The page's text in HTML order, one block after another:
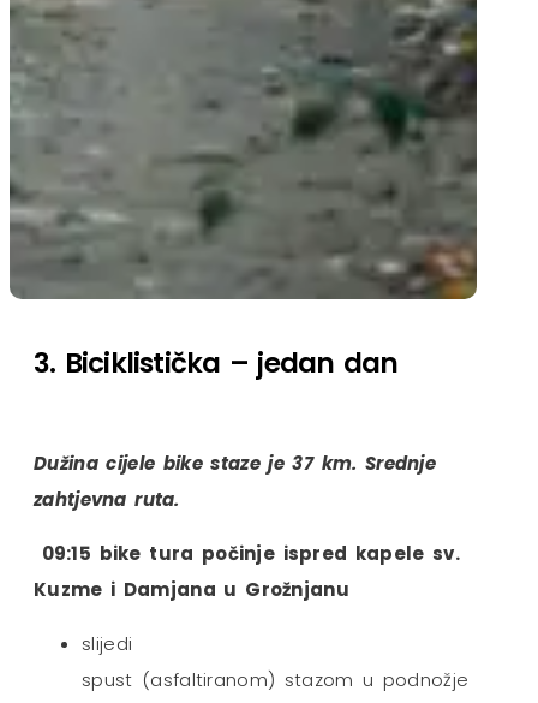
3. Biciklistička – jedan dan
Dužina cijele bike staze je 37 km. Srednje
zahtjevna ruta.
09:15 bike tura počinje ispred kapele sv.
Kuzme i Damjana u Grožnjanu
slijedi
spust (asfaltiranom) stazom u podnožje